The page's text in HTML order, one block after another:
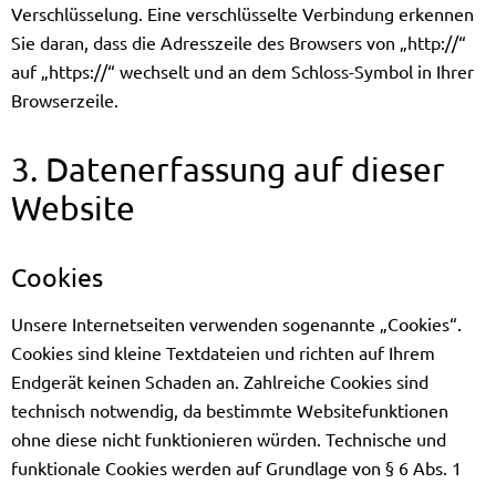
Verschlüsselung. Eine verschlüsselte Verbindung erkennen
Sie daran, dass die Adresszeile des Browsers von „http://“
auf „https://“ wechselt und an dem Schloss-Symbol in Ihrer
Browserzeile.
3. Datenerfassung auf dieser
Website
Cookies
Unsere Internetseiten verwenden sogenannte „Cookies“.
Cookies sind kleine Textdateien und richten auf Ihrem
Endgerät keinen Schaden an. Zahlreiche Cookies sind
technisch notwendig, da bestimmte Websitefunktionen
ohne diese nicht funktionieren würden. Technische und
funktionale Cookies werden auf Grundlage von § 6 Abs. 1